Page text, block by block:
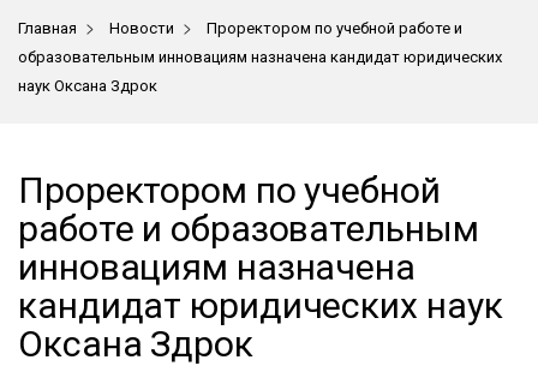
Главная > Новости >
Проректором по учебной работе и
образовательным инновациям назначена кандидат юридических
наук Оксана Здрок
Проректором по учебной
работе и образовательным
инновациям назначена
кандидат юридических наук
Оксана Здрок